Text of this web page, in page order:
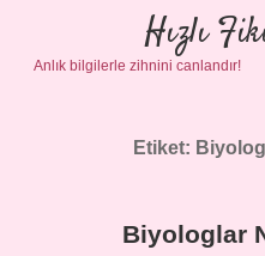
Gizlilik
Yasal
Hızlı
Anlık bilgilerle zihnini canlandır!
Etiket:
Biyologlar